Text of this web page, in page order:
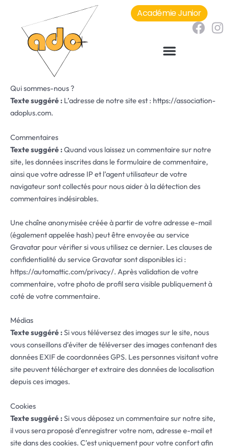
contenu
Académie Junior
F
o
I
Qui sommes-nous ?
Texte suggéré : L’adresse de notre site est : https://association-
adoplus.com.
Commentaires
Texte suggéré :Quand vous laissez un commentaire sur notre
site, les données inscrites dans le formulaire de commentaire,
ainsi que votre adresse IP et l’agent utilisateur de votre
navigateur sont collectés pour nous aider à la détection des
commentaires indésirables.
Une chaîne anonymisée créée à partir de votre adresse e-mail
(également appelée hash) peut être envoyée au service
Gravatar pour vérifier si vous utilisez ce dernier. Les clauses de
confidentialité du service Gravatar sont disponibles ici :
https://automattic.com/privacy/. Après validation de votre
commentaire, votre photo de profil sera visible publiquement à
coté de votre commentaire.
Médias
Texte suggéré :Si vous téléversez des images sur le site, nous
vous conseillons d’éviter de téléverser des images contenant des
données EXIF de coordonnées GPS. Les personnes visitant votre
site peuvent télécharger et extraire des données de localisation
depuis ces images.
Cookies
Texte suggéré :Si vous déposez un commentaire sur notre site,
il vous sera proposé d’enregistrer votre nom, adresse e-mail et
site dans des cookies. C’est uniquement pour votre confort afin